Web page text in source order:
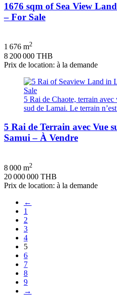
1676 sqm of Sea View
– For Sale
1 676 m2
8 200 000 THB
Prix de location: à la demande
5 Rai de Chaote, terrain avec
sud de Lamai. Le terrain
5 Rai de Terrain avec Vue
Samui – À Vendre
8 000 m2
20 000 000 THB
Prix de location: à la demande
←
1
2
3
4
5
6
7
8
9
→